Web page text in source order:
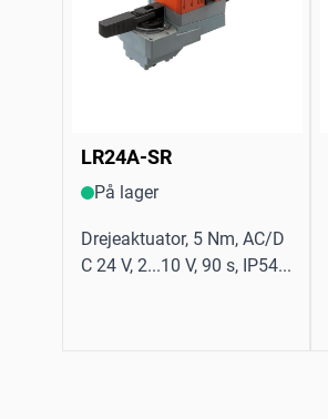
LR24A-SR
På lager
Drejeaktuator, 5 Nm, AC/D
C 24 V, 2...10 V, 90 s, IP54...